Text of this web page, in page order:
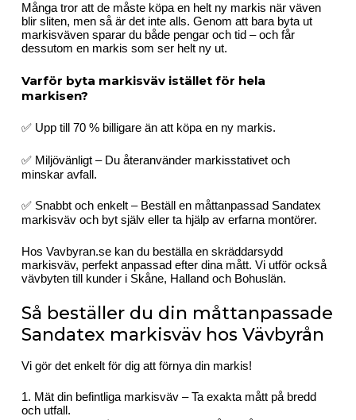
Många tror att de måste köpa en helt ny markis när väven
blir sliten, men så är det inte alls. Genom att bara byta ut
markisväven sparar du både pengar och tid – och får
dessutom en markis som ser helt ny ut.
Varför byta markisväv istället för hela
markisen?
✅ Upp till 70 % billigare än att köpa en ny markis.
✅ Miljövänligt – Du återanvänder markisstativet och
minskar avfall.
✅ Snabbt och enkelt – Beställ en måttanpassad Sandatex
markisväv och byt själv eller ta hjälp av erfarna montörer.
Hos Vavbyran.se kan du beställa en skräddarsydd
markisväv, perfekt anpassad efter dina mått. Vi utför också
vävbyten till kunder i Skåne, Halland och Bohuslän.
Så beställer du din måttanpassade
Sandatex markisväv hos Vävbyrån
Vi gör det enkelt för dig att förnya din markis!
1. Mät din befintliga markisväv – Ta exakta mått på bredd
och utfall.